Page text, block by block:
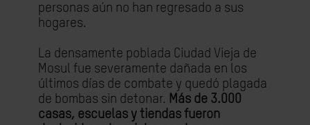
personas aún no han regresado a sus
hogares.
La densamente poblada Ciudad Vieja de
Mosul fue severamente dañada en los
últimos días de combate y quedó plagada
de bombas sin detonar. Más de 3.000
casas, escuelas y tiendas fueron